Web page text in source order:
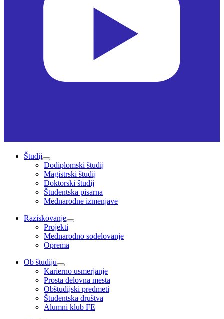
Študij
Dodiplomski študij
Magistrski študij
Doktorski študij
Študentska pisarna
Mednarodne izmenjave
Raziskovanje
Projekti
Mednarodno sodelovanje
Oprema
Ob študiju
Karierno usmerjanje
Prosta delovna mesta
Obštudijski predmeti
Študentska društva
Alumni klub FE